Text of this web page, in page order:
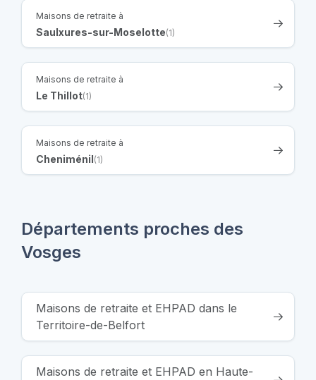
Maisons de retraite à
Saulxures-sur-Moselotte(1)
Maisons de retraite à
Le Thillot(1)
Maisons de retraite à
Cheniménil(1)
Départements proches des
Vosges
Maisons de retraite et EHPAD dans le
Territoire-de-Belfort
Maisons de retraite et EHPAD en Haute-